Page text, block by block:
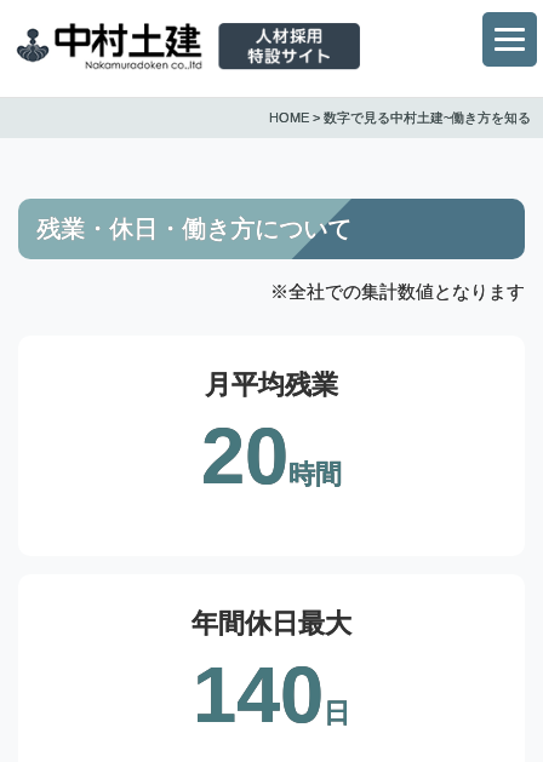
HOME > 数字で見る中村土建~働き方を知る
残業・休日・働き方について
※全社での集計数値となります
月平均残業
20時間
年間休日最大
140 日